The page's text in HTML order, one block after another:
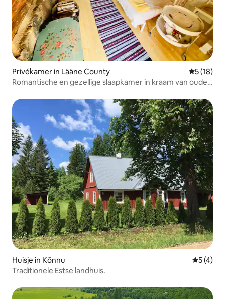
Privékamer in Lääne County
5 (18)
Romantische en gezellige slaapkamer in kraam van oude
Huisje in Kõnnu
5 (4)
Traditionele Estse landhuis.